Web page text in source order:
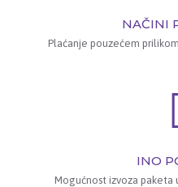
NAČINI
Plaćanje pouzećem
INO
Mogućnost izvoza paketa